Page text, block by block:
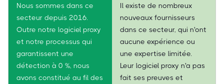
Nous sommes dans ce
secteur depuis 2016.
Outre notre logiciel proxy
et notre processus qui
garantissent une
détection à 0 %, nous
avons constitué au fil des
Il existe de nombreux
nouveaux fournisseurs
dans ce secteur, qui n'ont
aucune expérience ou
une expertise limitée.
Leur logiciel proxy n'a pas
fait ses preuves et